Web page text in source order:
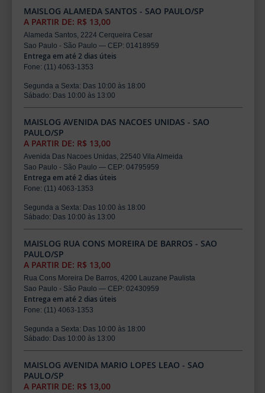
MAISLOG ALAMEDA SANTOS - SAO PAULO/SP
A PARTIR DE: R$ 13,00
Alameda Santos, 2224 Cerqueira Cesar
Sao Paulo - São Paulo — CEP: 01418959
Entrega em até 2 dias úteis
Fone: (11) 4063-1353
Segunda a Sexta: Das 10:00 às 18:00
Sábado: Das 10:00 às 13:00
MAISLOG AVENIDA DAS NACOES UNIDAS - SAO
PAULO/SP
A PARTIR DE: R$ 13,00
Avenida Das Nacoes Unidas, 22540 Vila Almeida
Sao Paulo - São Paulo — CEP: 04795959
Entrega em até 2 dias úteis
Fone: (11) 4063-1353
Segunda a Sexta: Das 10:00 às 18:00
Sábado: Das 10:00 às 13:00
MAISLOG RUA CONS MOREIRA DE BARROS - SAO
PAULO/SP
A PARTIR DE: R$ 13,00
Rua Cons Moreira De Barros, 4200 Lauzane Paulista
Sao Paulo - São Paulo — CEP: 02430959
Entrega em até 2 dias úteis
Fone: (11) 4063-1353
Segunda a Sexta: Das 10:00 às 18:00
Sábado: Das 10:00 às 13:00
MAISLOG AVENIDA MARIO LOPES LEAO - SAO
PAULO/SP
A PARTIR DE: R$ 13,00